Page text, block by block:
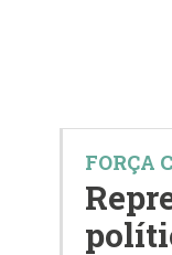
FORÇA